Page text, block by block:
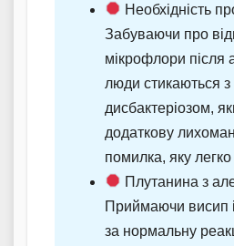
Необхідність
Забуваючи про
мікрофлори після
люди стикаються з
дисбактеріозом,
додаткову
помилка, яку легко
Плутанина з
Приймаючи висип
за нормальну